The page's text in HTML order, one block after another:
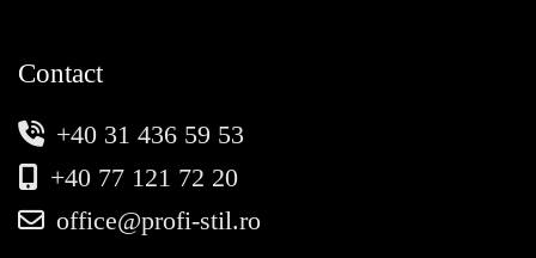
Contact
+40 31 436 59 53
+40 77 121 72 20
office@profi-stil.ro